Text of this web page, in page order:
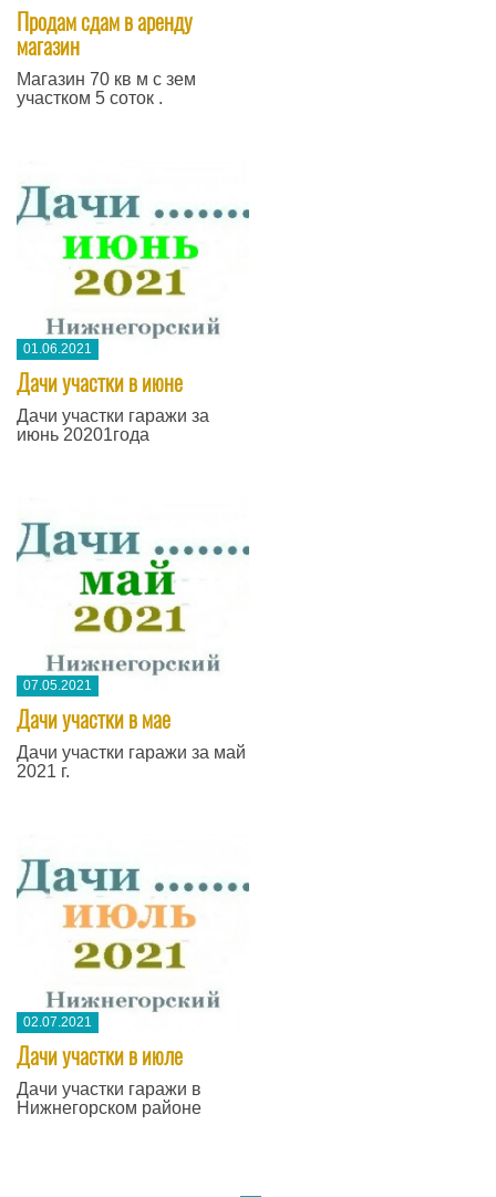
Продам сдам в аренду
магазин
Магазин 70 кв м с зем
участком 5 соток .
01.06.2021
Дачи участки в июне
Дачи участки гаражи за
июнь 20201года
07.05.2021
Дачи участки в мае
Дачи участки гаражи за май
2021 г.
02.07.2021
Дачи участки в июле
Дачи участки гаражи в
Нижнегорском районе